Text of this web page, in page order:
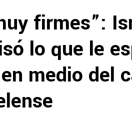
Kervin Arriaga
Adalberto Carrasquilla
Nathaniel Méndez-Laing
firmes”:
lo que le
medio del